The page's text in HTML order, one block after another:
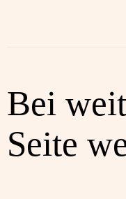
Bei
Seite